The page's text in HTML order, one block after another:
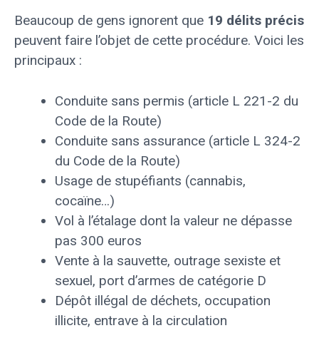
Beaucoup de gens ignorent que 19 délits précis
peuvent faire l’objet de cette procédure. Voici les
principaux :
Conduite sans permis (article L 221-2 du
Code de la Route)
Conduite sans assurance (article L 324-2
du Code de la Route)
Usage de stupéfiants (cannabis,
cocaïne…)
Vol à l’étalage dont la valeur ne dépasse
pas 300 euros
Vente à la sauvette, outrage sexiste et
sexuel, port d’armes de catégorie D
Dépôt illégal de déchets, occupation
illicite, entrave à la circulation